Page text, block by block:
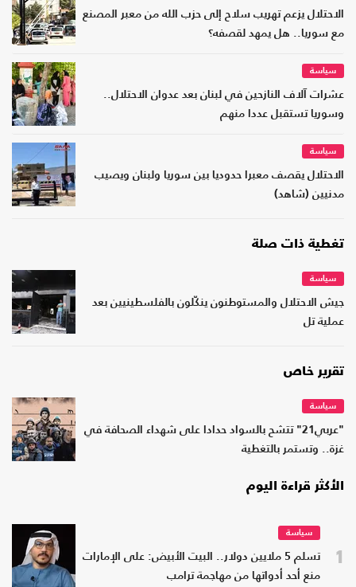
الاحتلال يزعم تهريب سلاح إلى حزب الله من معبر المصنع
مع سوريا.. هل يمهد لقصفه؟
سياسة
عشرات آلاف النازحين في لبنان بعد عدوان الاحتلال..
وسوريا تستقبل عددا منهم
سياسة
الاحتلال يقصف معبرا حدوديا بين سوريا ولبنان ويصيب
مدنيين (شاهد)
تغطية ذات صلة
سياسة
جيش الاحتلال والمستوطنون ينكّلون بالفلسطينيين بعد
عملية تل
تقرير خاص
سياسة
"عربي21" تتشح بالسواد حدادا على شهداء الصحافة في
غزة.. وتستمر بالتغطية
الأكثر قراءة اليوم
1
سياسة
تسلم 5 ملايين دولار.. البيت الأبيض: على الإمارات
منع أحد أدواتها من مهاجمة ترامب